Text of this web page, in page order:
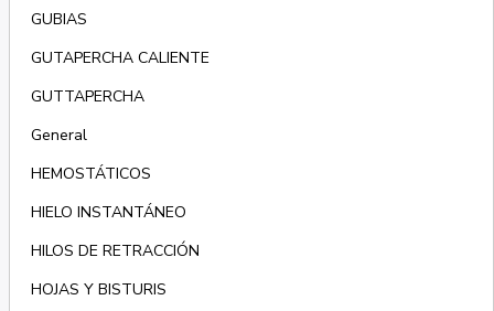
GUBIAS
GUTAPERCHA CALIENTE
GUTTAPERCHA
General
HEMOSTÁTICOS
HIELO INSTANTÁNEO
HILOS DE RETRACCIÓN
HOJAS Y BISTURIS